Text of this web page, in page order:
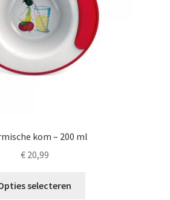
op
productpagina
kom – 200 ml
€20,99
selecteren